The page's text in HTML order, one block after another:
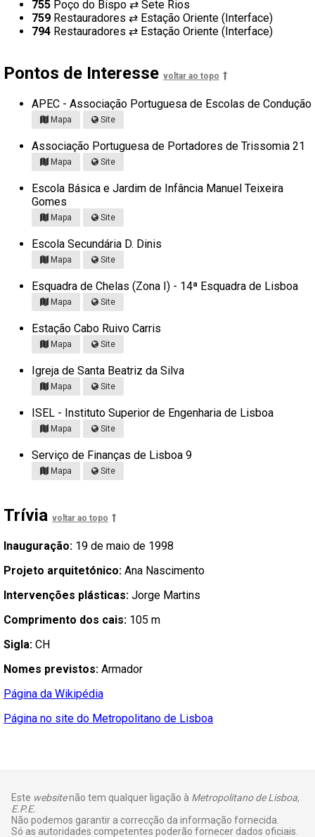
755 Poço do Bispo ⇄ Sete Rios
759 Restauradores ⇄ Estação Oriente (Interface)
794 Restauradores ⇄ Estação Oriente (Interface)
Pontos de Interesse voltar ao topo
APEC - Associação Portuguesa de Escolas de Condução
Mapa Site
Associação Portuguesa de Portadores de Trissomia 21
Mapa Site
Escola Básica e Jardim de Infância Manuel Teixeira
Gomes
Mapa Site
Escola Secundária D. Dinis
Mapa Site
Esquadra de Chelas (Zona I) - 14ª Esquadra de Lisboa
Mapa Site
Estação Cabo Ruivo Carris
Mapa Site
Igreja de Santa Beatriz da Silva
Mapa Site
ISEL - Instituto Superior de Engenharia de Lisboa
Mapa Site
Serviço de Finanças de Lisboa 9
Mapa Site
Trívia voltar ao topo
Inauguração: 19 de maio de 1998
Projeto arquitetónico: Ana Nascimento
Intervenções plásticas: Jorge Martins
Comprimento dos cais: 105 m
Sigla: CH
Nomes previstos: Armador
Página da Wikipédia
Página no site do Metropolitano de Lisboa
Este websitenão tem qualquer ligação à Metropolitano de Lisboa,
E.P.E.
Não podemos garantir a correcção da informação fornecida.
Só as autoridades competentes poderão fornecer dados oficiais.